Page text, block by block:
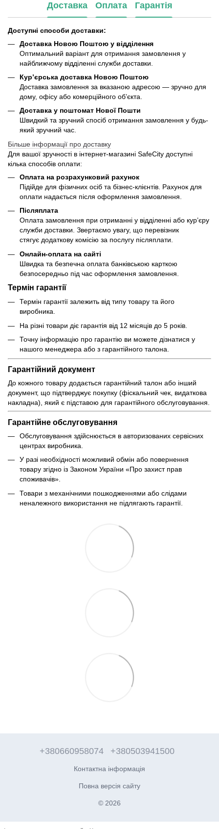
Доставка Оплата Гарантія
Доступні способи доставки:
Доставка Новою Поштою у відділення
Оптимальний варіант для отримання замовлення у
найближчому відділенні служби доставки.
Кур’єрська доставка Новою Поштою
Доставка замовлення за вказаною адресою — зручно для
дому, офісу або комерційного об’єкта.
Доставка у поштомат Нової Пошти
Швидкий та зручний спосіб отримання замовлення у будь-
який зручний час.
Більше інформації про доставку
Для вашої зручності в інтернет-магазині SafeCity доступні
кілька способів оплати:
Оплата на розрахунковий рахунок
Підійде для фізичних осіб та бізнес-клієнтів. Рахунок для
оплати надається після оформлення замовлення.
Післяплата
Оплата замовлення при отриманні у відділенні або кур’єру
служби доставки. Звертаємо увагу, що перевізник
стягує додаткову комісію за послугу післяплати.
Онлайн-оплата на сайті
Швидка та безпечна оплата банківською карткою
безпосередньо під час оформлення замовлення.
Термін гарантії
Термін гарантії залежить від типу товару та його
виробника.
На різні товари діє гарантія від 12 місяців до 5 років.
Точну інформацію про гарантію ви можете дізнатися у
нашого менеджера або з гарантійного талона.
Гарантійний документ
До кожного товару додається гарантійний талон або інший
документ, що підтверджує покупку (фіскальний чек, видаткова
накладна), який є підставою для гарантійного обслуговування.
Гарантійне обслуговування
Обслуговування здійснюється в авторизованих сервісних
центрах виробника.
У разі необхідності можливий обмін або повернення
товару згідно із Законом України «Про захист прав
споживачів».
Товари з механічними пошкодженнями або слідами
неналежного використання не підлягають гарантії.
+380660958074 +380503941500
Контактна інформація
Повна версія сайту
© 2026